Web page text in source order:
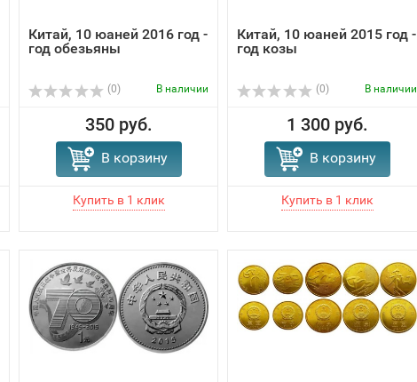
Китай, 10 юаней 2016 год -
год обезьяны
(0) В наличии
350 руб.
В корзину
Китай, 10 юаней 2015 год -
год козы
(0) В наличии
1 300 руб.
В корзину